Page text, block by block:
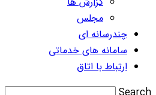
مجلس
چندرسانه ای
سامانه های خدماتی
ارتباط با اتاق